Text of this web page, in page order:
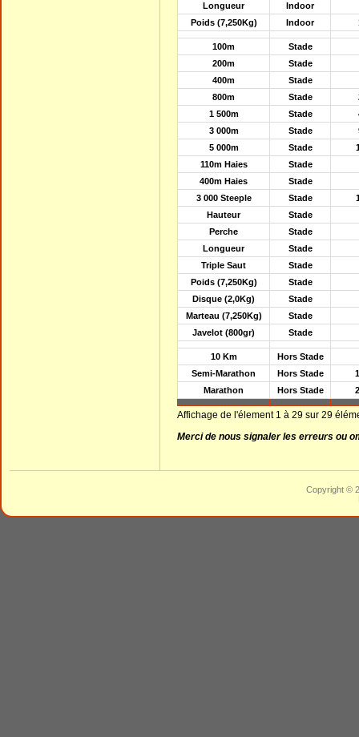
Longueur
Indoor
Poids (7,250Kg)
Indoor
100m
Stade
200m
Stade
400m
Stade
800m
Stade
1 500m
Stade
3 000m
Stade
5 000m
Stade
110m Haies
Stade
400m Haies
Stade
3 000 Steeple
Stade
Hauteur
Stade
Perche
Stade
Longueur
Stade
Triple Saut
Stade
Poids (7,250Kg)
Stade
Disque (2,0Kg)
Stade
Marteau (7,250Kg)
Stade
Javelot (800gr)
Stade
10 Km
Hors Stade
Semi-Marathon
Hors Stade
Marathon
Hors Stade
Affichage de l'élement 1 à 29 sur 29
Merci de nous signaler les erreurs ou
Copyright ©